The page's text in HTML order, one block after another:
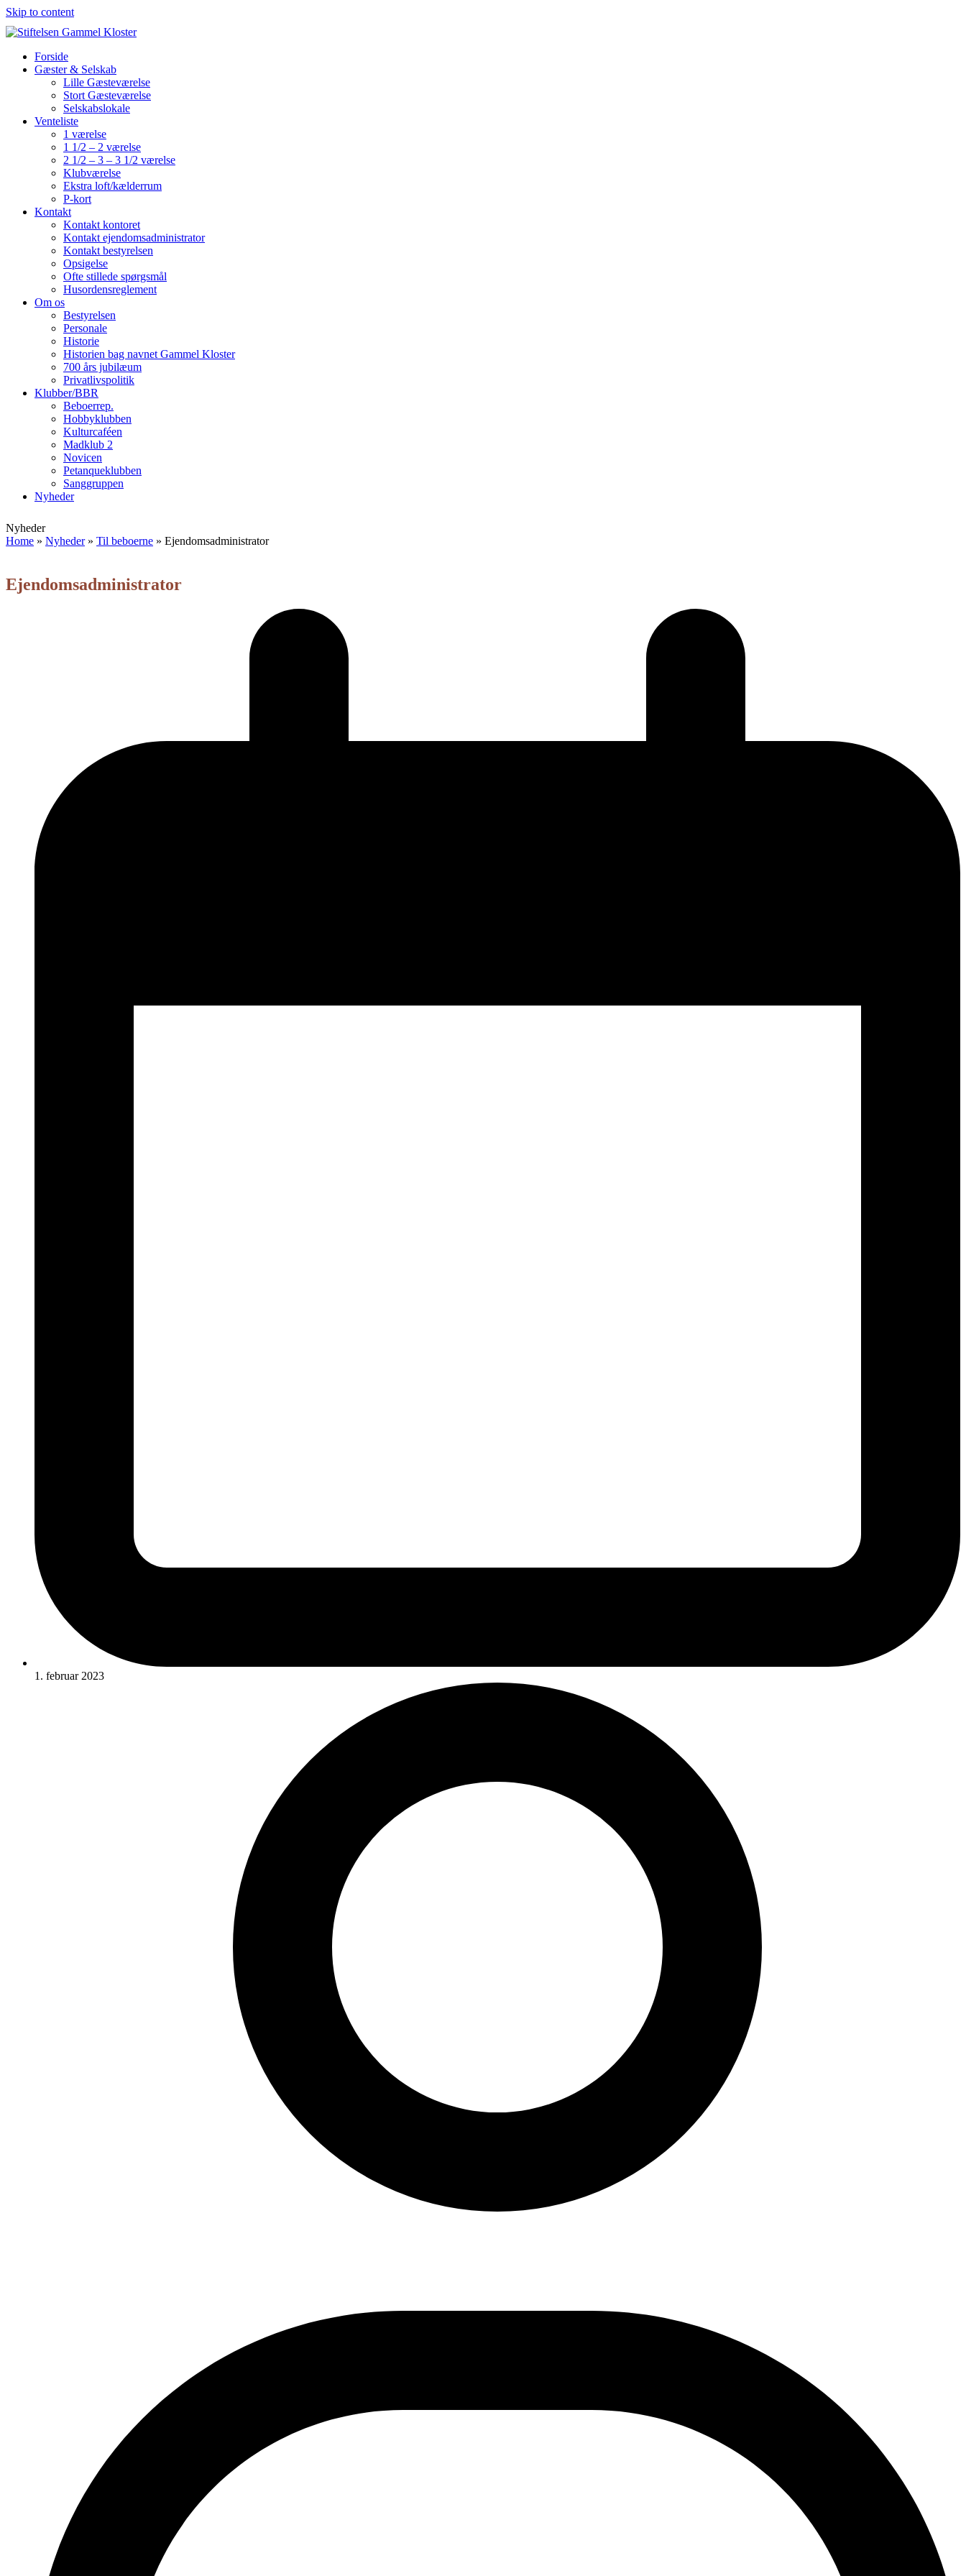
Skip to content
Forside
Gæster & Selskab
Lille Gæsteværelse
Stort Gæsteværelse
Selskabslokale
Venteliste
1 værelse
1 1/2 – 2 værelse
2 1/2 – 3 – 3 1/2 værelse
Klubværelse
Ekstra loft/kælderrum
P-kort
Kontakt
Kontakt kontoret
Kontakt ejendomsadministrator
Kontakt bestyrelsen
Opsigelse
Ofte stillede spørgsmål
Husordensreglement
Om os
Bestyrelsen
Personale
Historie
Historien bag navnet Gammel Kloster
700 års jubilæum
Privatlivspolitik
Klubber/BBR
Beboerrep.
Hobbyklubben
Kulturcaféen
Madklub 2
Novicen
Petanqueklubben
Sanggruppen
Nyheder
mobile
menu
mobile
menu
Nyheder
Home » Nyheder» Til beboerne » Ejendomsadministrator
Ejendomsadministrator
1. februar 2023